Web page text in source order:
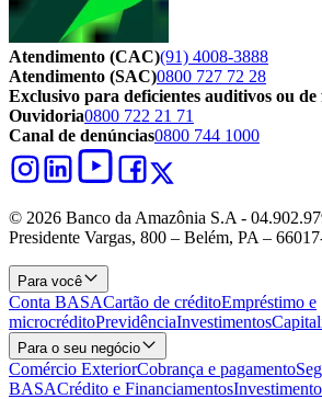
Atendimento (CAC)(91) 4008-3888
Atendimento (SAC)0800 727 72 28
Exclusivo para deficientes auditivos ou de
Ouvidoria0800 722 21 71
Canal de denúncias0800 744 1000
© 2026 Banco da Amazônia S.A -
Presidente Vargas, 800 – Belém, PA –
Para você
Conta BASACartão de créditoEmpréstimo e
microcréditoPrevidênciaInvestimentos
Para o seu negócio
Comércio ExteriorCobrança e pagamento
BASACrédito e Financiamentos